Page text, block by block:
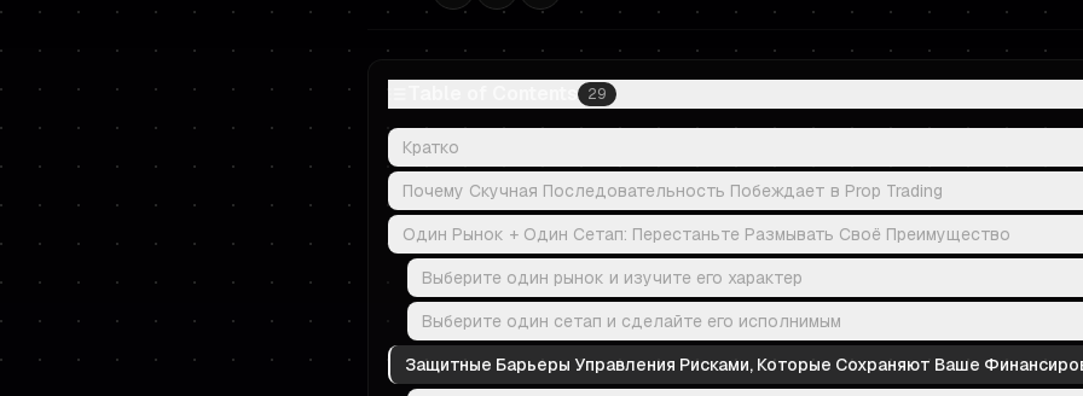
29
Кратко
Почему Скучная Последовательность Побеждает в Prop Trading
Один Рынок + Один Сетап: Перестаньте Размывать Своё Преимущество
Выберите один рынок и изучите его характер
Выберите один сетап и сделайте его исполнимым
Защитные Барьеры Управления Рисками, Которые Сохраняют Ваше